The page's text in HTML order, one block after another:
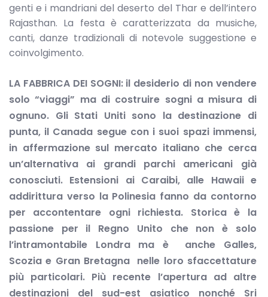
genti e i mandriani del deserto del Thar e dell’intero
Rajasthan. La festa è caratterizzata da musiche,
canti, danze tradizionali di notevole suggestione e
coinvolgimento.
LA FABBRICA DEI SOGNI: il desiderio di non vendere
solo “viaggi” ma di costruire sogni a misura di
ognuno. Gli Stati Uniti sono la destinazione di
punta, il Canada segue con i suoi spazi immensi,
in affermazione sul mercato italiano che cerca
un’alternativa ai grandi parchi americani già
conosciuti. Estensioni ai Caraibi, alle Hawaii e
addirittura verso la Polinesia fanno da contorno
per accontentare ogni richiesta. Storica è la
passione per il Regno Unito che non è solo
l’intramontabile Londra ma è anche Galles,
Scozia e Gran Bretagna nelle loro sfaccettature
più particolari. Più recente l’apertura ad altre
destinazioni del sud-est asiatico nonché Sri